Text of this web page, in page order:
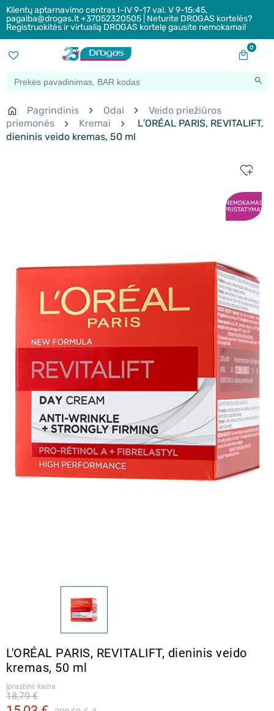
Klientų aptarnavimo centras I-IV 9-17 val. V 9-15:45,
pagalba@drogas.lt +37052320505 | Neturite DROGAS kortelės?
Registruokitės ir virtualią DROGAS kortelę gausite nemokamai!
0
Pagrindinis Odai
Veido priežiūros
priemonės
Kremai
L′ORÉAL PARIS, REVITALIFT,
dieninis veido kremas, 50 ml
NEMOKAMAS
PRISTATYMAS
L′ORÉAL PARIS, REVITALIFT, dieninis veido
kremas, 50 ml
Įprastinė kaina
18,79 €